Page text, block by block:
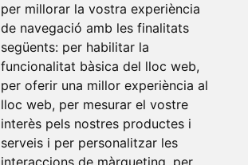
per millorar la vostra experiència
de navegació amb les finalitats
següents: per habilitar la
funcionalitat bàsica del lloc web,
per oferir una millor experiència al
lloc web, per mesurar el vostre
interès pels nostres productes i
serveis i per personalitzar les
interaccions de màrqueting, per
Oliba CEU • Universitat d'Alacant
•Universitat Autònoma de
Universitat de Barcelona • Universitat
Herrera
Universitat de Girona
•
de les Illes Balears
•
Universitat
Catalunya
• Universitat Jaume I
•
Universitat Miguel Hernández